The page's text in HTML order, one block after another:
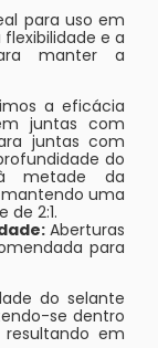
para uso em
e a
manter a
a eficácia
juntas com
juntas com
do
metade da
uma
2:1.
Aberturas
para
do selante
se dentro
em